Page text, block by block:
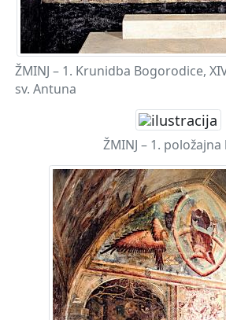
ŽMINJ – 1. Krunidba Bogorodice,
sv. Antuna
ŽMINJ – 1.